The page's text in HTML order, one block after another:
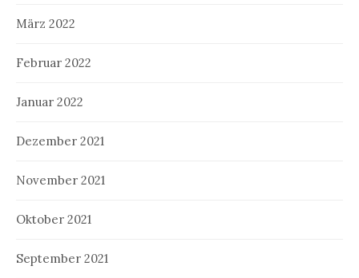
März 2022
Februar 2022
Januar 2022
Dezember 2021
November 2021
Oktober 2021
September 2021